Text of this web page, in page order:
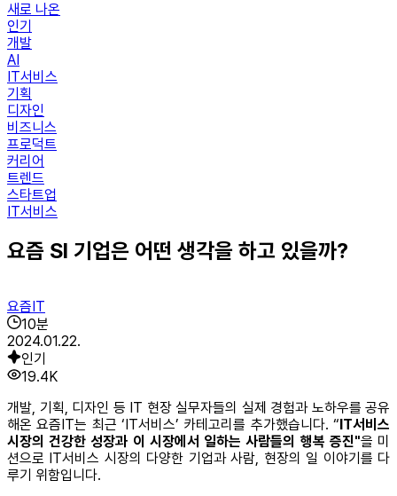
새로 나온
인기
개발
AI
IT서비스
기획
디자인
비즈니스
프로덕트
커리어
트렌드
스타트업
IT서비스
요즘 SI 기업은 어떤 생각을 하고 있을까?
요즘IT
10분
2024.01.22.
인기
19.4K
개발, 기획, 디자인 등 IT 현장 실무자들의 실제 경험과 노하우를 공유
해온 요즘IT는 최근 ‘IT서비스’ 카테고리를 추가했습니다. “IT서비스
시장의 건강한 성장과 이 시장에서 일하는 사람들의 행복 증진"을 미
션으로 IT서비스 시장의 다양한 기업과 사람, 현장의 일 이야기를 다
루기 위함입니다.